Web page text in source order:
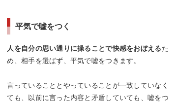
平気で嘘をつく
人を自分の思い通りに操ることで快感をおぼえるた
め、相手を選ばず、平気で嘘をつきます。
言っていることとやっていることが一致していなく
ても、以前に言った内容と矛盾していても、嘘をつ